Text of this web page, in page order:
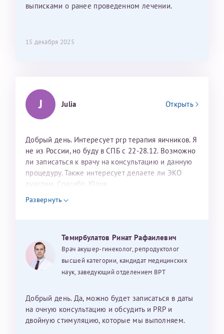
выписками о ранее проведенном лечении.
15 декабря 2025
J Julia Открыть
Добрый день. Интересует prp терапия яичников. Я
не из России, но буду в СПБ с 22-28.12. Возможно
ли записаться к врачу на консультацию и данную
процедуру. Также интересует делаете ли ЭКО
дуостим. Спасибо. Юлия
Развернуть
Темирбулатов Ринат Рафаилевич
Врач акушер-гинеколог, репродуктолог
высшей категории, кандидат медицинских
наук, заведующий отделением ВРТ
Добрый день. Да, можно будет записаться в даты
на очную консультацию и обсудить и PRP и
двойную стимуляцию, которые мы выполняем.